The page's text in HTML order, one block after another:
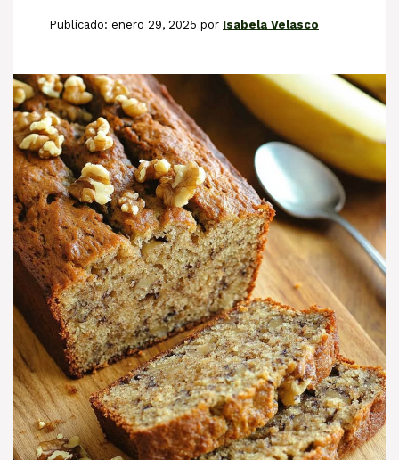
enero 29, 2025 por Isabela Velasco